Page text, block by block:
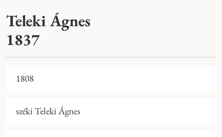
Teleki Ágnes
1837
1808
széki Teleki Ágnes